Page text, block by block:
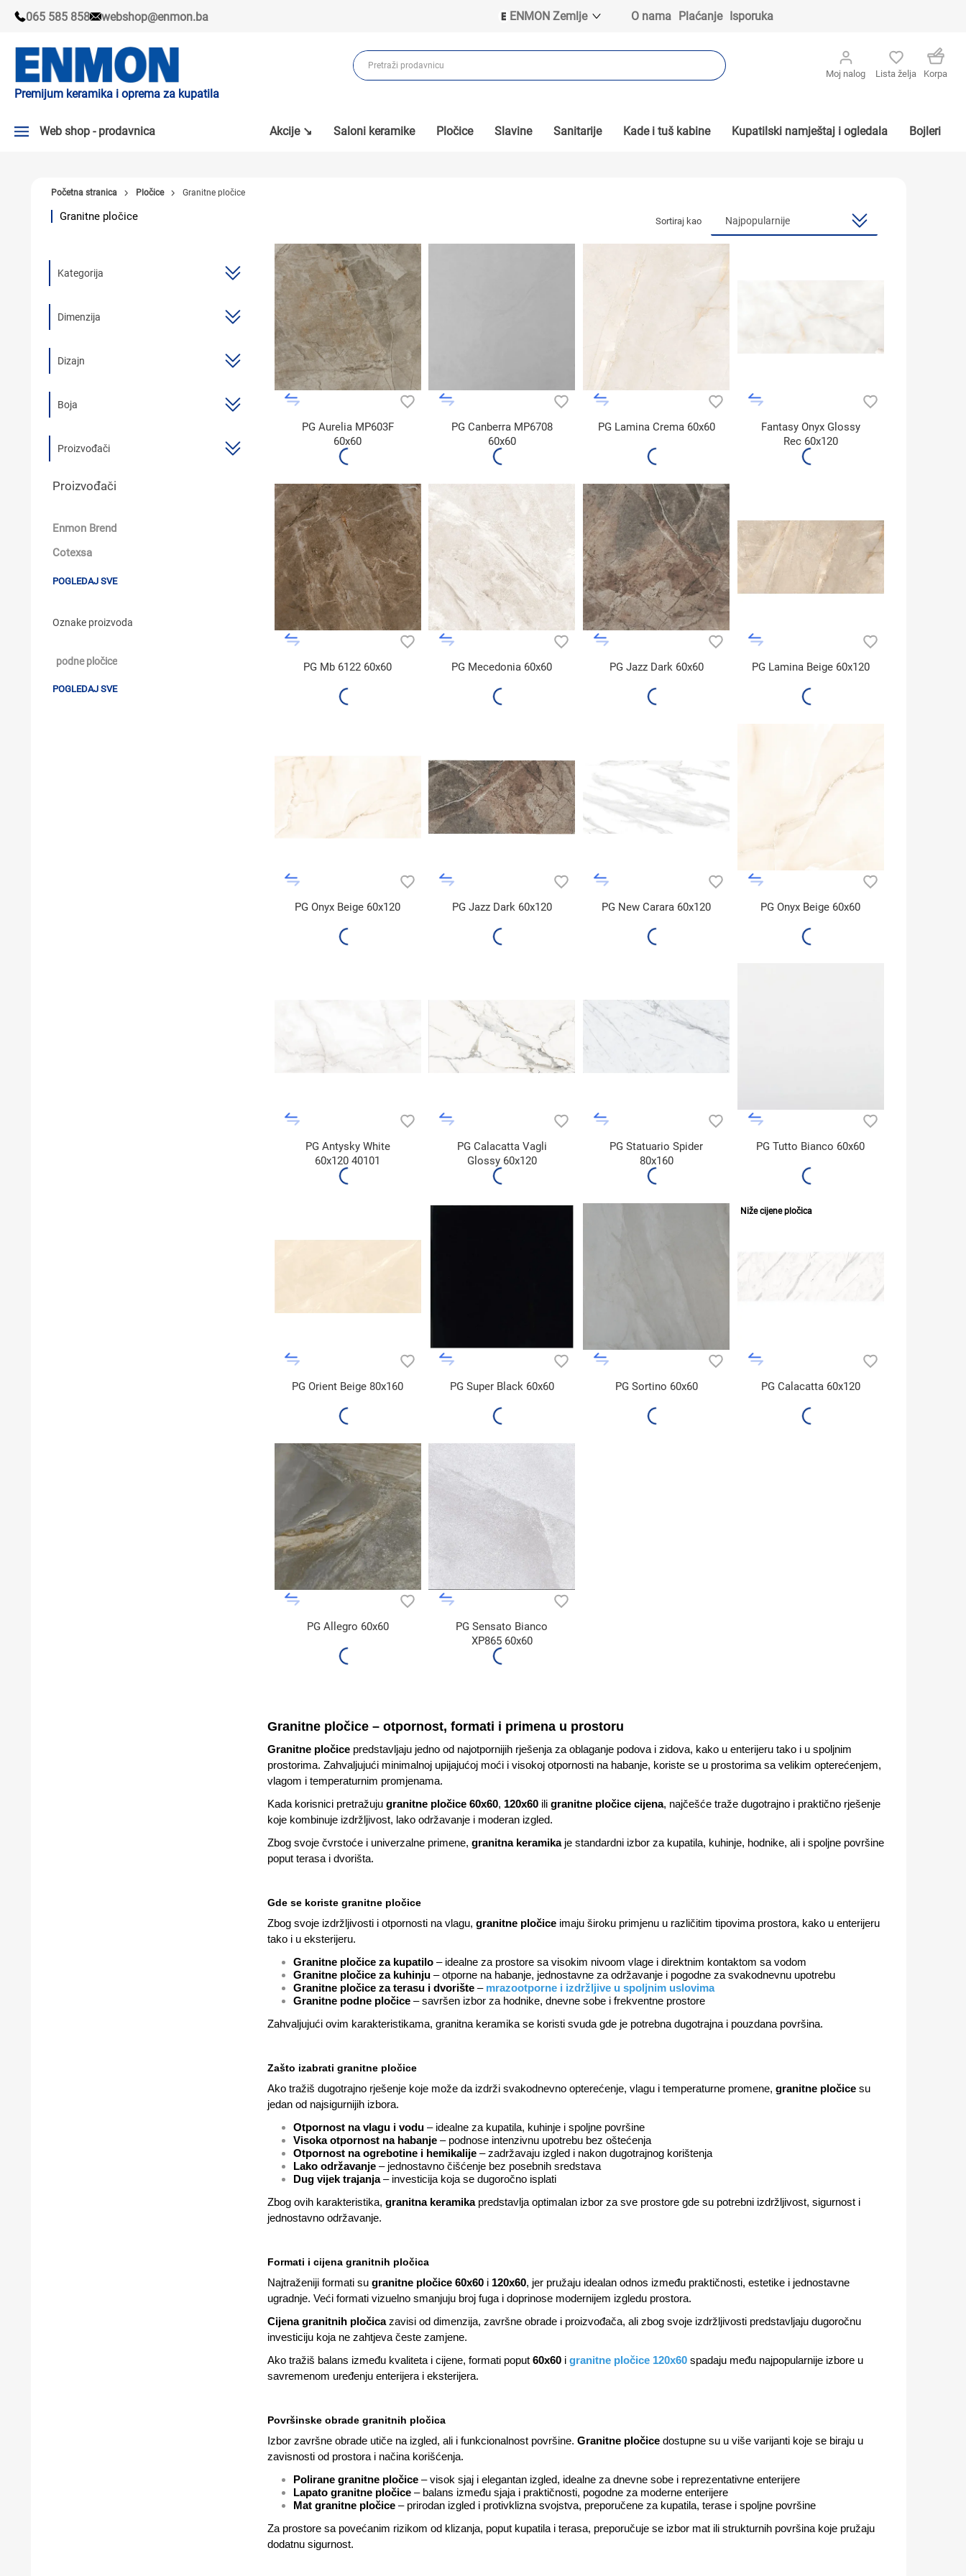
065 585 858 webshop@enmon.ba
ENMON Zemlje
ENMON BIH
ENMON MKD
O nama Plaćanje Isporuka
Premijum keramika i oprema za kupatila
Moj nalog Lista želja Korpa
Web shop - prodavnica
TUŠEVI
LAJSNE ZA PLOČICE
ODVOD VODE
Akcije ↘ Saloni keramike Pločice Slavine Sanitarije Kade i tuš kabine Kupatilski namještaj i ogledala Bojleri
Početna stranica Pločice Granitne pločice
Granitne pločice Sortiraj kao
PG Aurelia MP603F
60x60
PG Canberra MP6708
60x60
PG Lamina Crema 60x60
Fantasy Onyx Glossy
Rec 60x120
PG Mb 6122 60x60 PG Mecedonia 60x60 PG Jazz Dark 60x60 PG Lamina Beige 60x120
PG Onyx Beige 60x120 PG Jazz Dark 60x120 PG New Carara 60x120 PG Onyx Beige 60x60
PG Antysky White
60x120 40101
PG Calacatta Vagli
Glossy 60x120
PG Statuario Spider
80x160
PG Tutto Bianco 60x60
PG Orient Beige 80x160 PG Super Black 60x60 PG Sortino 60x60
Niže cijene pločica
PG Calacatta 60x120
PG Allegro 60x60
PG Sensato Bianco
XP865 60x60
Granitne pločice – otpornost, formati i primena u prostoru
Granitne pločicepredstavljaju jedno od najotpornijih rješenja za oblaganje podova i zidova, kako u enterijeru tako i u spoljnim
prostorima. Zahvaljujući minimalnoj upijajućoj moći i visokoj otpornosti na habanje, koriste se u prostorima sa velikim opterećenjem,
vlagom i temperaturnim promjenama.
Kada korisnici pretražuju granitne pločice 60x60, 120x60ili granitne pločice cijena, najčešće traže dugotrajno i praktično rješenje
koje kombinuje izdržljivost, lako održavanje i moderan izgled.
Zbog svoje čvrstoće i univerzalne primene, granitna keramikaje standardni izbor za kupatila, kuhinje, hodnike, ali i spoljne površine
poput terasa i dvorišta.
Gde se koriste granitne pločice
Zbog svoje izdržljivosti i otpornosti na vlagu, granitne pločiceimaju široku primjenu u različitim tipovima prostora, kako u enterijeru
tako i u eksterijeru.
Granitne pločice za kupatilo– idealne za prostore sa visokim nivoom vlage i direktnim kontaktom sa vodom
Granitne pločice za kuhinju– otporne na habanje, jednostavne za održavanje i pogodne za svakodnevnu upotrebu
Granitne pločice za terasu i dvorište– mrazootporne i izdržljive u spoljnim uslovima
Granitne podne pločice– savršen izbor za hodnike, dnevne sobe i frekventne prostore
Zahvaljujući ovim karakteristikama, granitna keramika se koristi svuda gde je potrebna dugotrajna i pouzdana površina.
Zašto izabrati granitne pločice
Ako tražiš dugotrajno rješenje koje može da izdrži svakodnevno opterećenje, vlagu i temperaturne promene, granitne pločicesu
jedan od najsigurnijih izbora.
Otpornost na vlagu i vodu– idealne za kupatila, kuhinje i spoljne površine
Visoka otpornost na habanje– podnose intenzivnu upotrebu bez oštećenja
Otpornost na ogrebotine i hemikalije– zadržavaju izgled i nakon dugotrajnog korištenja
Lako održavanje– jednostavno čišćenje bez posebnih sredstava
Dug vijek trajanja– investicija koja se dugoročno isplati
Zbog ovih karakteristika, granitna keramikapredstavlja optimalan izbor za sve prostore gde su potrebni izdržljivost, sigurnost i
jednostavno održavanje.
Formati i cijena granitnih pločica
Najtraženiji formati su granitne pločice 60x60i 120x60, jer pružaju idealan odnos između praktičnosti, estetike i jednostavne
ugradnje. Veći formati vizuelno smanjuju broj fuga i doprinose modernijem izgledu prostora.
Cijena granitnih pločicazavisi od dimenzija, završne obrade i proizvođača, ali zbog svoje izdržljivosti predstavljaju dugoročnu
investiciju koja ne zahtjeva česte zamjene.
Ako tražiš balans između kvaliteta i cijene, formati poput 60x60i granitne pločice 120x60spadaju među najpopularnije izbore u
savremenom uređenju enterijera i eksterijera.
Površinske obrade granitnih pločica
Izbor završne obrade utiče na izgled, ali i funkcionalnost površine. Granitne pločicedostupne su u više varijanti koje se biraju u
zavisnosti od prostora i načina korišćenja.
Polirane granitne pločice– visok sjaj i elegantan izgled, idealne za dnevne sobe i reprezentativne enterijere
Lapato granitne pločice– balans između sjaja i praktičnosti, pogodne za moderne enterijere
Mat granitne pločice– prirodan izgled i protivklizna svojstva, preporučene za kupatila, terase i spoljne površine
Za prostore sa povećanim rizikom od klizanja, poput kupatila i terasa, preporučuje se izbor mat ili strukturnih površina koje pružaju
dodatnu sigurnost.
Kategorija
Dimenzija
Dizajn
Boja
Proizvođači
Proizvođači
Enmon Brend
Cotexsa
POGLEDAJ SVE
Oznake proizvoda
podne pločice
POGLEDAJ SVE